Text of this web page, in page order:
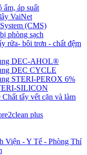
ẩm, áp suất
VaiNet
(CMS)
phòng sạch
rửa- bôi trơn - chất đệm
DEC-AHOL®
DEC CYCLE
STERI-PEROX 6%
SILICON
tẩy vết cặn và làm
plus
Viện - Y Tế - Phòng Thí